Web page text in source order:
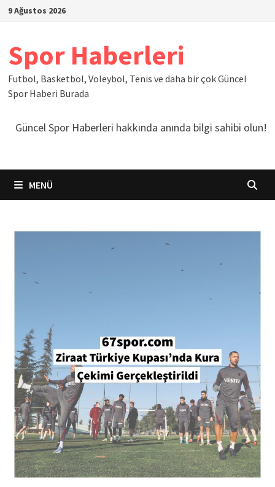
İçeriğe
9 Ağustos 2026
Spor Haberleri
Futbol, Basketbol, Voleybol, Tenis ve daha bir çok Güncel
Spor Haberi Burada
Güncel Spor Haberleri hakkında anında bilgi sahibi olun!
MENÜ